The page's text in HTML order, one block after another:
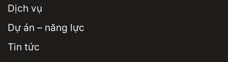
Dịch vụ
Dự án – năng lực
Tin tức